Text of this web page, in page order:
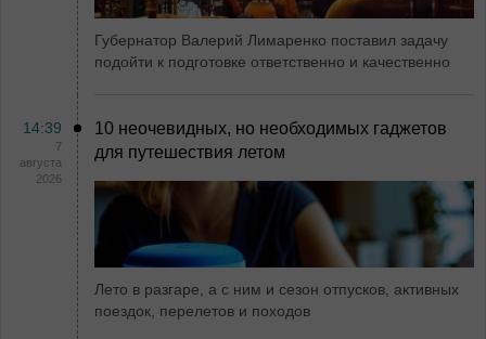
Губернатор Валерий Лимаренко поставил задачу
подойти к подготовке ответственно и качественно
14:39
7
августа
2026
10 неочевидных, но необходимых гаджетов
для путешествия летом
Лето в разгаре, а с ним и сезон отпусков, активных
поездок, перелетов и походов